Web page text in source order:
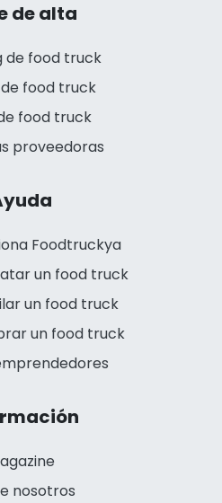
de alta
de food truck
food truck
food truck
proveedoras
Foodtruckya
un food truck
un food truck
un food truck
nosotros